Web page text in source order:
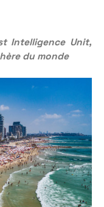
Intelligence Unit,
du monde